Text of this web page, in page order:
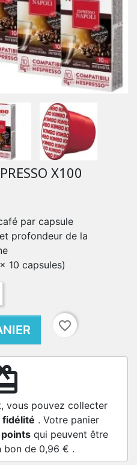
X100
par capsule
profondeur de la
10 capsules)
favorite_border
vous pouvez collecter
. Votre panier
points qui peuvent être
bon de 0,96 € .